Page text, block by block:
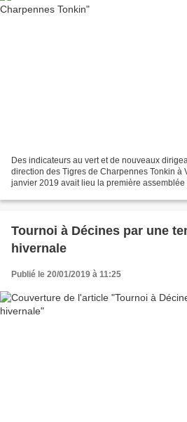
Des indicateurs au vert et de nouveaux
direction des Tigres de Charpennes Tonkin à
janvier 2019 avait lieu la première
Tournoi à Décines par une
hivernale
Publié le 20/01/2019 à 11:25